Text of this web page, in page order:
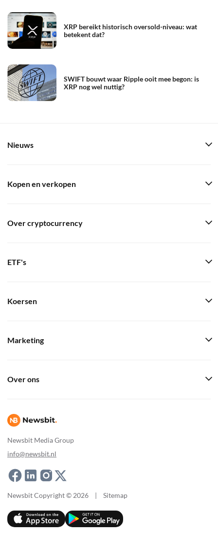
XRP bereikt historisch oversold-niveau: wat
betekent dat?
SWIFT bouwt waar Ripple ooit mee begon: is
XRP nog wel nuttig?
Newsbit Media Group
info@newsbit.nl
Nieuws
Kopen en verkopen
Over cryptocurrency
ETF's
Koersen
Marketing
Over ons
Newsbit Copyright © 2026 | Sitemap